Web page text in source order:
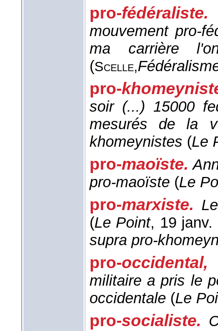
pro-
mouvement pro-
ma carrière
(Scelle,
pro-
soir (...) 15000
mesurés de la
khomeynistes (Le
pro-maoïste.
pro-maoïste (Le
pro-marxiste.
(Le Point, 19 janv.
supra pro-
pro-
militaire a pris le
occidentale (Le
pro-socialiste.